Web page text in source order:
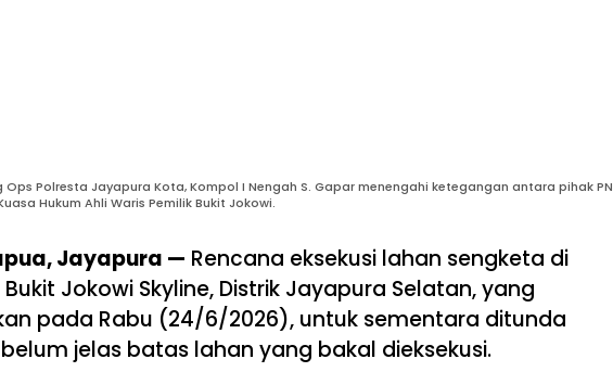
Ops Polresta Jayapura Kota, Kompol I Nengah S. Gapar menengahi ketegangan antara pihak PN
Hukum Ahli Waris Pemilik Bukit Jokowi.
Jayapura — Rencana eksekusi lahan sengketa di
Jokowi Skyline, Distrik Jayapura Selatan, yang
pada Rabu (24/6/2026), untuk sementara ditunda
jelas batas lahan yang bakal dieksekusi.